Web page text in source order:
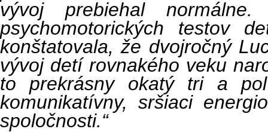
vývoj prebiehal
psychomotorických testov
konštatovala, že dvojročný
vývoj detí rovnakého veku
to prekrásny okatý tri a
komunikatívny, sršiaci
spoločnosti.“